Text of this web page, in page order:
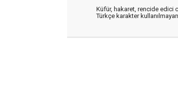
Küfür, hakaret, rencide edici
Türkçe karakter